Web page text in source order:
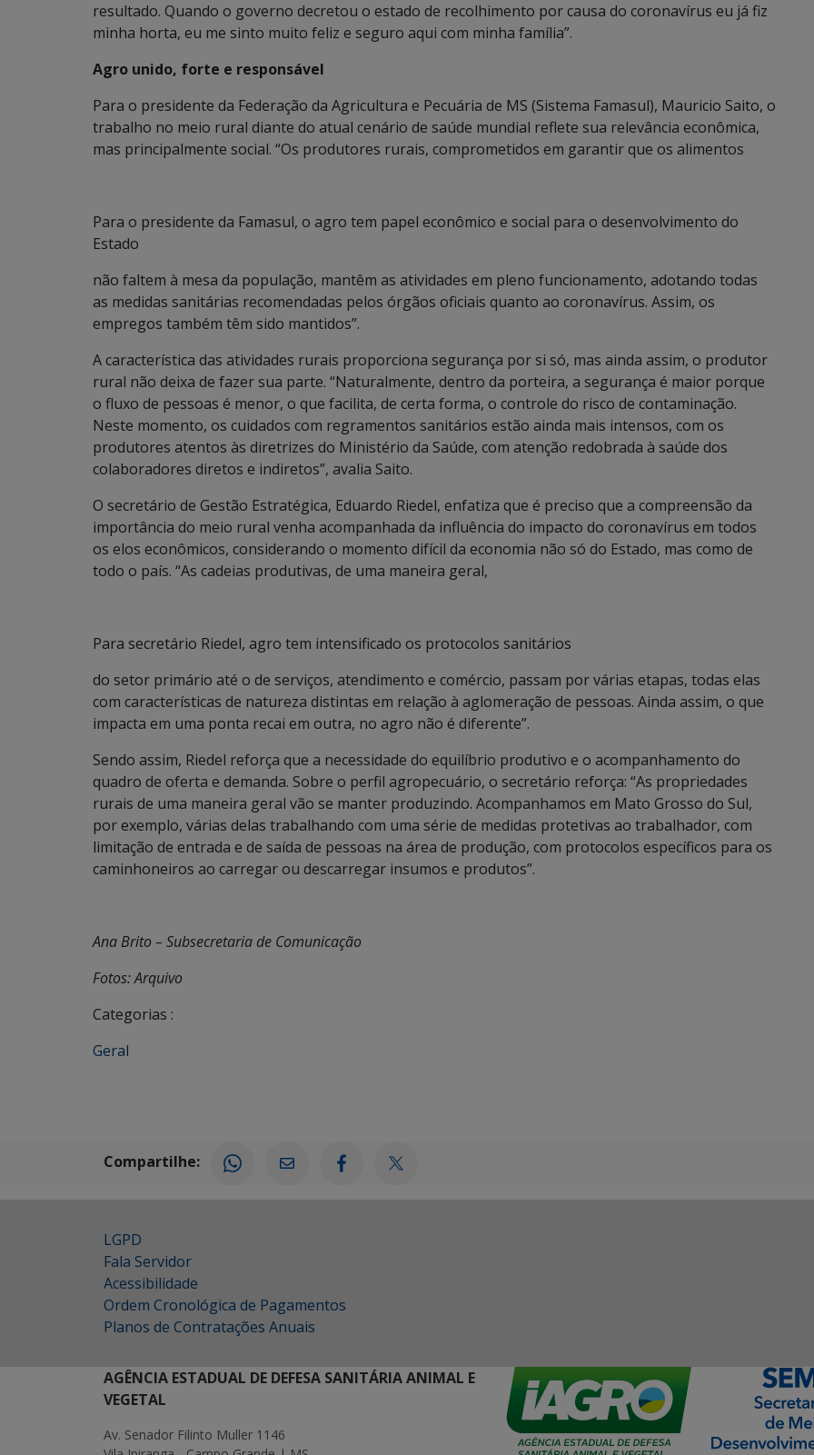
resultado. Quando o governo decretou o estado de recolhimento por causa do coronavírus eu já fiz
minha horta, eu me sinto muito feliz e seguro aqui com minha família”.
Agro unido, forte e responsável
Para o presidente da Federação da Agricultura e Pecuária de MS (Sistema Famasul), Mauricio Saito, o
trabalho no meio rural diante do atual cenário de saúde mundial reflete sua relevância econômica,
mas principalmente social. “Os produtores rurais, comprometidos em garantir que os alimentos
Para o presidente da Famasul, o agro tem papel econômico e social para o desenvolvimento do
Estado
não faltem à mesa da população, mantêm as atividades em pleno funcionamento, adotando todas
as medidas sanitárias recomendadas pelos órgãos oficiais quanto ao coronavírus. Assim, os
empregos também têm sido mantidos”.
A característica das atividades rurais proporciona segurança por si só, mas ainda assim, o produtor
rural não deixa de fazer sua parte. “Naturalmente, dentro da porteira, a segurança é maior porque
o fluxo de pessoas é menor, o que facilita, de certa forma, o controle do risco de contaminação.
Neste momento, os cuidados com regramentos sanitários estão ainda mais intensos, com os
produtores atentos às diretrizes do Ministério da Saúde, com atenção redobrada à saúde dos
colaboradores diretos e indiretos”, avalia Saito.
O secretário de Gestão Estratégica, Eduardo Riedel, enfatiza que é preciso que a compreensão da
importância do meio rural venha acompanhada da influência do impacto do coronavírus em todos
os elos econômicos, considerando o momento difícil da economia não só do Estado, mas como de
todo o país. “As cadeias produtivas, de uma maneira geral,
Para secretário Riedel, agro tem intensificado os protocolos sanitários
do setor primário até o de serviços, atendimento e comércio, passam por várias etapas, todas elas
com características de natureza distintas em relação à aglomeração de pessoas. Ainda assim, o que
impacta em uma ponta recai em outra, no agro não é diferente”.
Sendo assim, Riedel reforça que a necessidade do equilíbrio produtivo e o acompanhamento do
quadro de oferta e demanda. Sobre o perfil agropecuário, o secretário reforça: “As propriedades
rurais de uma maneira geral vão se manter produzindo. Acompanhamos em Mato Grosso do Sul,
por exemplo, várias delas trabalhando com uma série de medidas protetivas ao trabalhador, com
limitação de entrada e de saída de pessoas na área de produção, com protocolos específicos para os
caminhoneiros ao carregar ou descarregar insumos e produtos”.
Ana Brito – Subsecretaria de Comunicação
Fotos: Arquivo
Categorias :
Geral
Compartilhe:
LGPD
Fala Servidor
Acessibilidade
Ordem Cronológica de Pagamentos
Planos de Contratações Anuais
AGÊNCIA ESTADUAL DE DEFESA SANITÁRIA ANIMAL E
VEGETAL
Av. Senador Filinto Muller 1146